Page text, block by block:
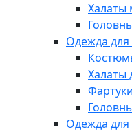
Халаты
Одежда для
Халаты
Одежда для